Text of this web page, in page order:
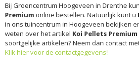
Bij Groencentrum Hoogeveen in Drenthe
Premium online bestellen. Natuurlijk kunt u
in ons tuincentrum in Hoogeveen bekijken
weten over het artikel Koi Pellets Premium
soortgelijke artikelen? Neem dan contact
Klik hier voor de contactgegevens!